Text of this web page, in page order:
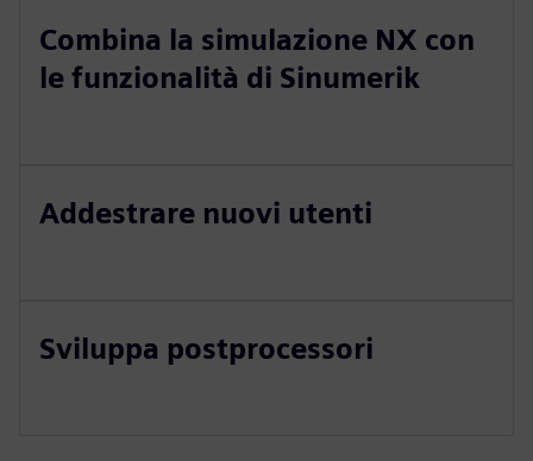
Combina la simulazione NX con
le funzionalità di Sinumerik
Addestrare nuovi utenti
Sviluppa postprocessori